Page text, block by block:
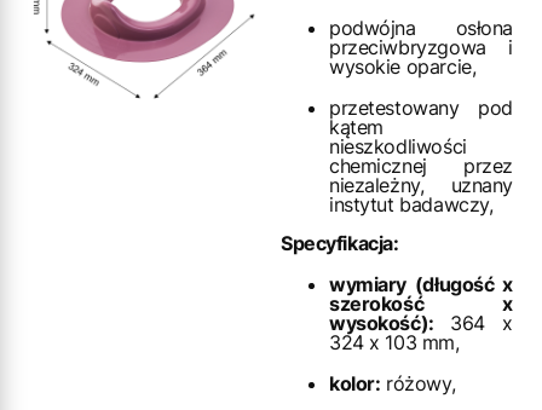
podwójna osłona
przeciwbryzgowa i
wysokie oparcie,
przetestowany pod
kątem
nieszkodliwości
chemicznej przez
niezależny, uznany
instytut badawczy,
Specyfikacja:
wymiary (długość x
szerokość x
wysokość): 364 x
324 x 103 mm,
kolor: różowy,